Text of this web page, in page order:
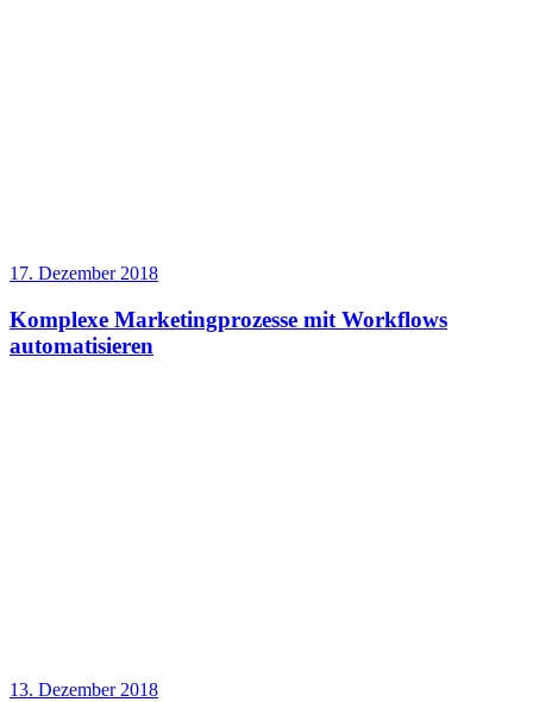
17. Dezember 2018
​​Komplexe Marketingprozesse mit Workflows
automatisieren
13. Dezember 2018